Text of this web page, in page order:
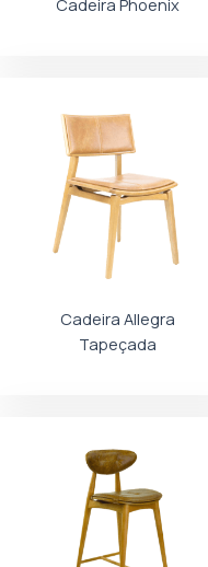
Cadeira Phoenix
Cadeira Allegra
Tapeçada